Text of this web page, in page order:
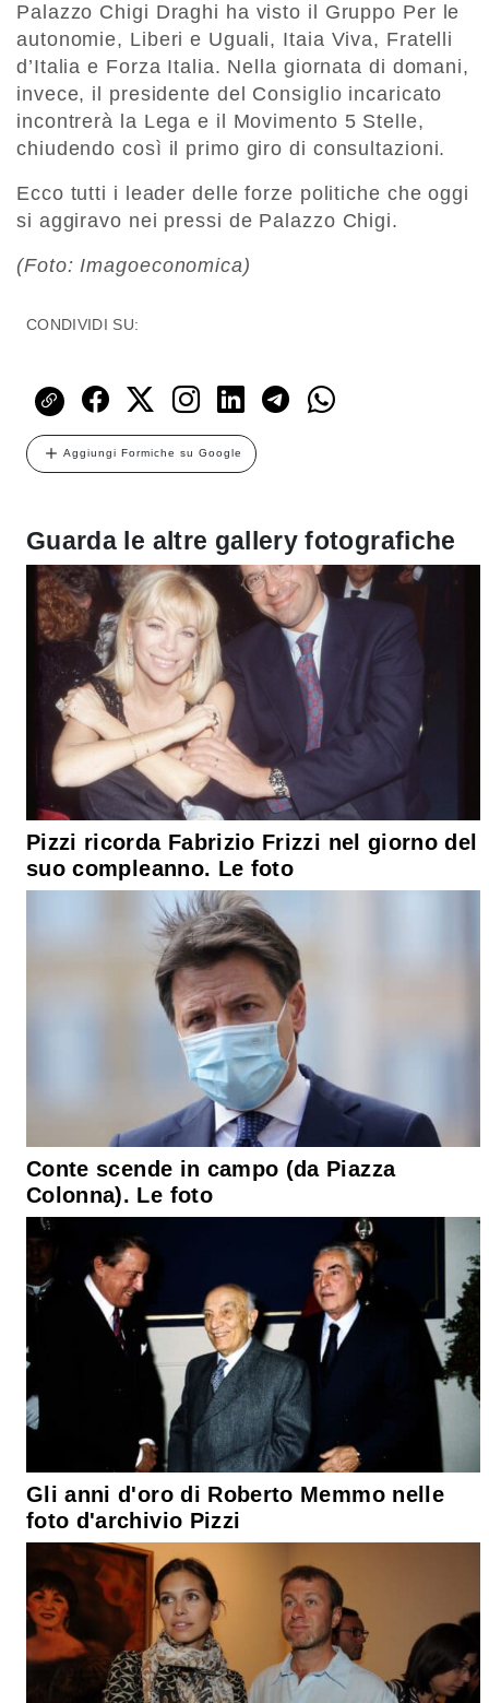
Palazzo Chigi Draghi ha visto il Gruppo Per le
autonomie, Liberi e Uguali, Itaia Viva, Fratelli
d’Italia e Forza Italia. Nella giornata di domani,
invece, il presidente del Consiglio incaricato
incontrerà la Lega e il Movimento 5 Stelle,
chiudendo così il primo giro di consultazioni.
Ecco tutti i leader delle forze politiche che oggi
si aggiravo nei pressi de Palazzo Chigi.
(Foto: Imagoeconomica)
CONDIVIDI SU:
Aggiungi Formiche su Google
Guarda le altre gallery fotografiche
Pizzi ricorda Fabrizio Frizzi nel giorno del
suo compleanno. Le foto
Conte scende in campo (da Piazza
Colonna). Le foto
Gli anni d'oro di Roberto Memmo nelle
foto d'archivio Pizzi